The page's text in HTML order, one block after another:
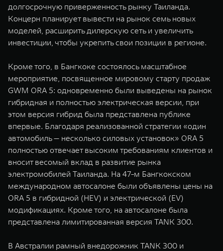
долгосрочную приверженность рынку Таиланда.
Концерн планирует вывести на рынок семь новых
моделей, расширить дилерскую сеть и увеличить
инвестиции, чтобы укрепить свои позиции в регионе.
Кроме того, в Бангкоке состоялось масштабное
мероприятие, посвященное мировому старту продаж
GWM ORA 5: одновременно были выведены на рынок
гибридная и полностью электрическая версии, при
этом версия гибрид была представлена публике
впервые. Благодаря реализованной стратегии «один
автомобиль — несколько силовых установок» ORA 5
полностью отвечает высоким требованиям клиентов и
вносит весомый вклад в развитие рынка
электромобилей Таиланда. На 47-м Бангкокском
международном автосалоне были объявлены цены на
ORA 5 в гибридной (HEV) и электрической (EV)
модификациях. Кроме того, на автосалоне была
представлена лимитированная версия TANK 300.
В Австралии рамный внедорожник TANK 300 и